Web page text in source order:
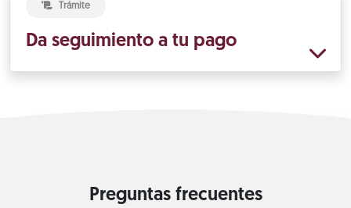
Trámite
Da seguimiento a tu pago
Preguntas frecuentes